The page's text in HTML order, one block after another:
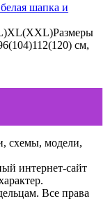
шапка и
см,
схемы, модели,
интернет-сайт
Все права